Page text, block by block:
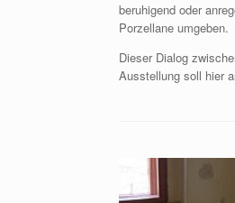
beruhigend oder
Porzellane umgeben.
Dieser Dialog
Ausstellung soll hier